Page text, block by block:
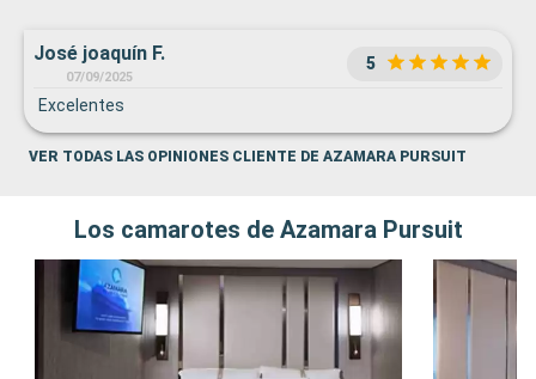
José joaquín F.
07/09/2025
5
Excelentes
VER TODAS LAS OPINIONES CLIENTE DE AZAMARA PURSUIT
Los camarotes de Azamara Pursuit